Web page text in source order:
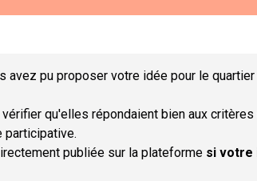
avez pu proposer votre idée pour le
qu'elles répondaient bien aux
onglet)
participative.
publiée sur la plateforme si votre